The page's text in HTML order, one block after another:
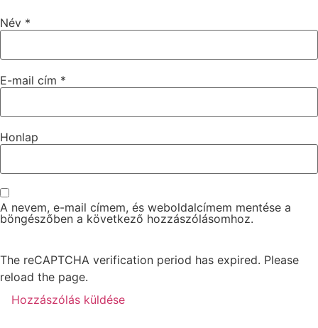
Név *
E-mail cím *
Honlap
A nevem, e-mail címem, és weboldalcímem mentése a
böngészőben a következő hozzászólásomhoz.
The reCAPTCHA verification period has expired. Please
reload the page.